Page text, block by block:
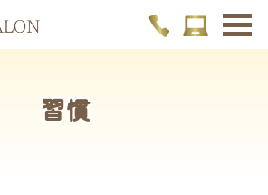
習慣